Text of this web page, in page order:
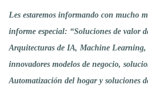
Les estaremos informando con mucho
informe especial: “Soluciones de valor
Arquitecturas de IA, Machine
innovadores modelos de negocio,
Automatización del hogar y soluciones